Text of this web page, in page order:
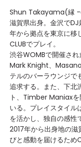
Shun Takayama(縁
滋賀県出身。金沢で
年から拠点を東京に移
CLUBでプレイ。
渋谷WOMBで開催さ
Mark Knight、
テルのバーラウンジで
追求する。また、下北
ト、Timber Maniaxを
いる。プレイスタイル
を活かし、独自の感性
2017年から出身地の
びと感動を届けるため